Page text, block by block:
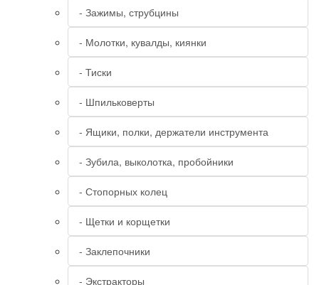
- Зажимы, струбцины
- Молотки, кувалды, киянки
- Тиски
- Шпильковерты
- Ящики, полки, держатели инструмента
- Зубила, выколотка, пробойники
- Стопорных колец
- Щетки и корщетки
- Заклепочники
- Экстракторы